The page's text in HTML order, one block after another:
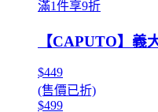
滿1件享9折
【CAPUTO】義
$449
(售價已折)
$499